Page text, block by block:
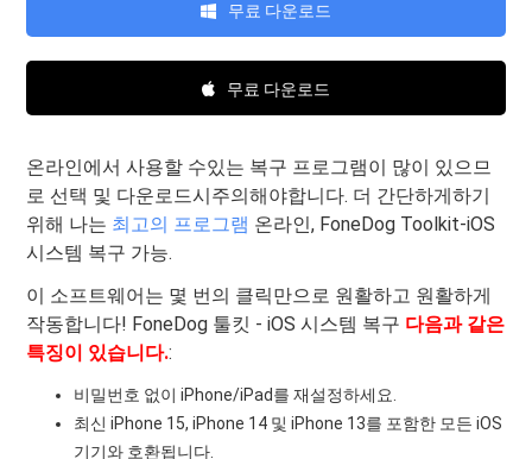
무료 다운로드
무료 다운로드
온라인에서 사용할 수있는 복구 프로그램이 많이 있으므
로 선택 및 다운로드시주의해야합니다. 더 간단하게하기
위해 나는 최고의 프로그램 온라인, FoneDog Toolkit-iOS
시스템 복구 가능.
이 소프트웨어는 몇 번의 클릭만으로 원활하고 원활하게
작동합니다! FoneDog 툴킷 - iOS 시스템 복구 다음과 같은
특징이 있습니다.:
비밀번호 없이 iPhone/iPad를 재설정하세요.
최신 iPhone 15, iPhone 14 및 iPhone 13를 포함한 모든 iOS
기기와 호환됩니다.